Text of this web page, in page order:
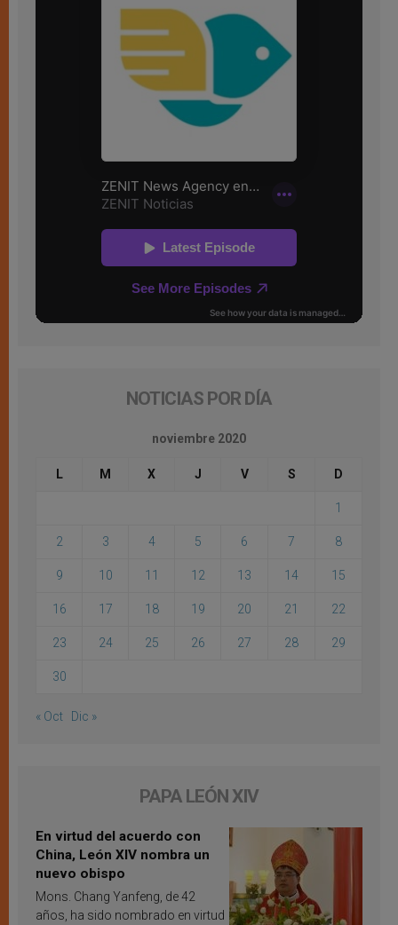
NOTICIAS POR DÍA
noviembre 2020
L M X J V S D
1
2 3 4 5 6 7 8
9 10 11 12 13 14 15
16 17 18 19 20 21 22
23 24 25 26 27 28 29
30
« Oct Dic »
PAPA LEÓN XIV
En virtud del acuerdo con
China, León XIV nombra un
nuevo obispo
Mons. Chang Yanfeng, de 42
años, ha sido nombrado en virtud